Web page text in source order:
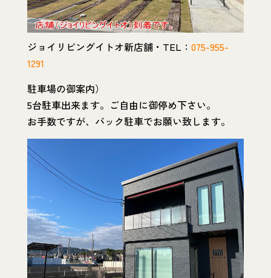
ジョイリビングイトオ新店舗・TEL： 075-955-
1291
駐車場の御案内）
5台駐車出来ます。ご自由に御停め下さい。
お手数ですが、バック駐車でお願い致します。